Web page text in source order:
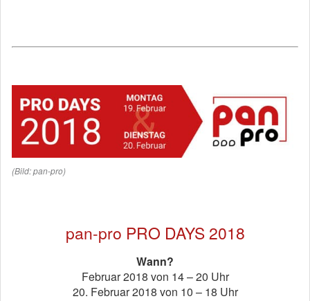
(Bild: pan-pro)
pan-pro PRO DAYS 2018
Wann?
Februar 2018 von 14 – 20 Uhr
20. Februar 2018 von 10 – 18 Uhr